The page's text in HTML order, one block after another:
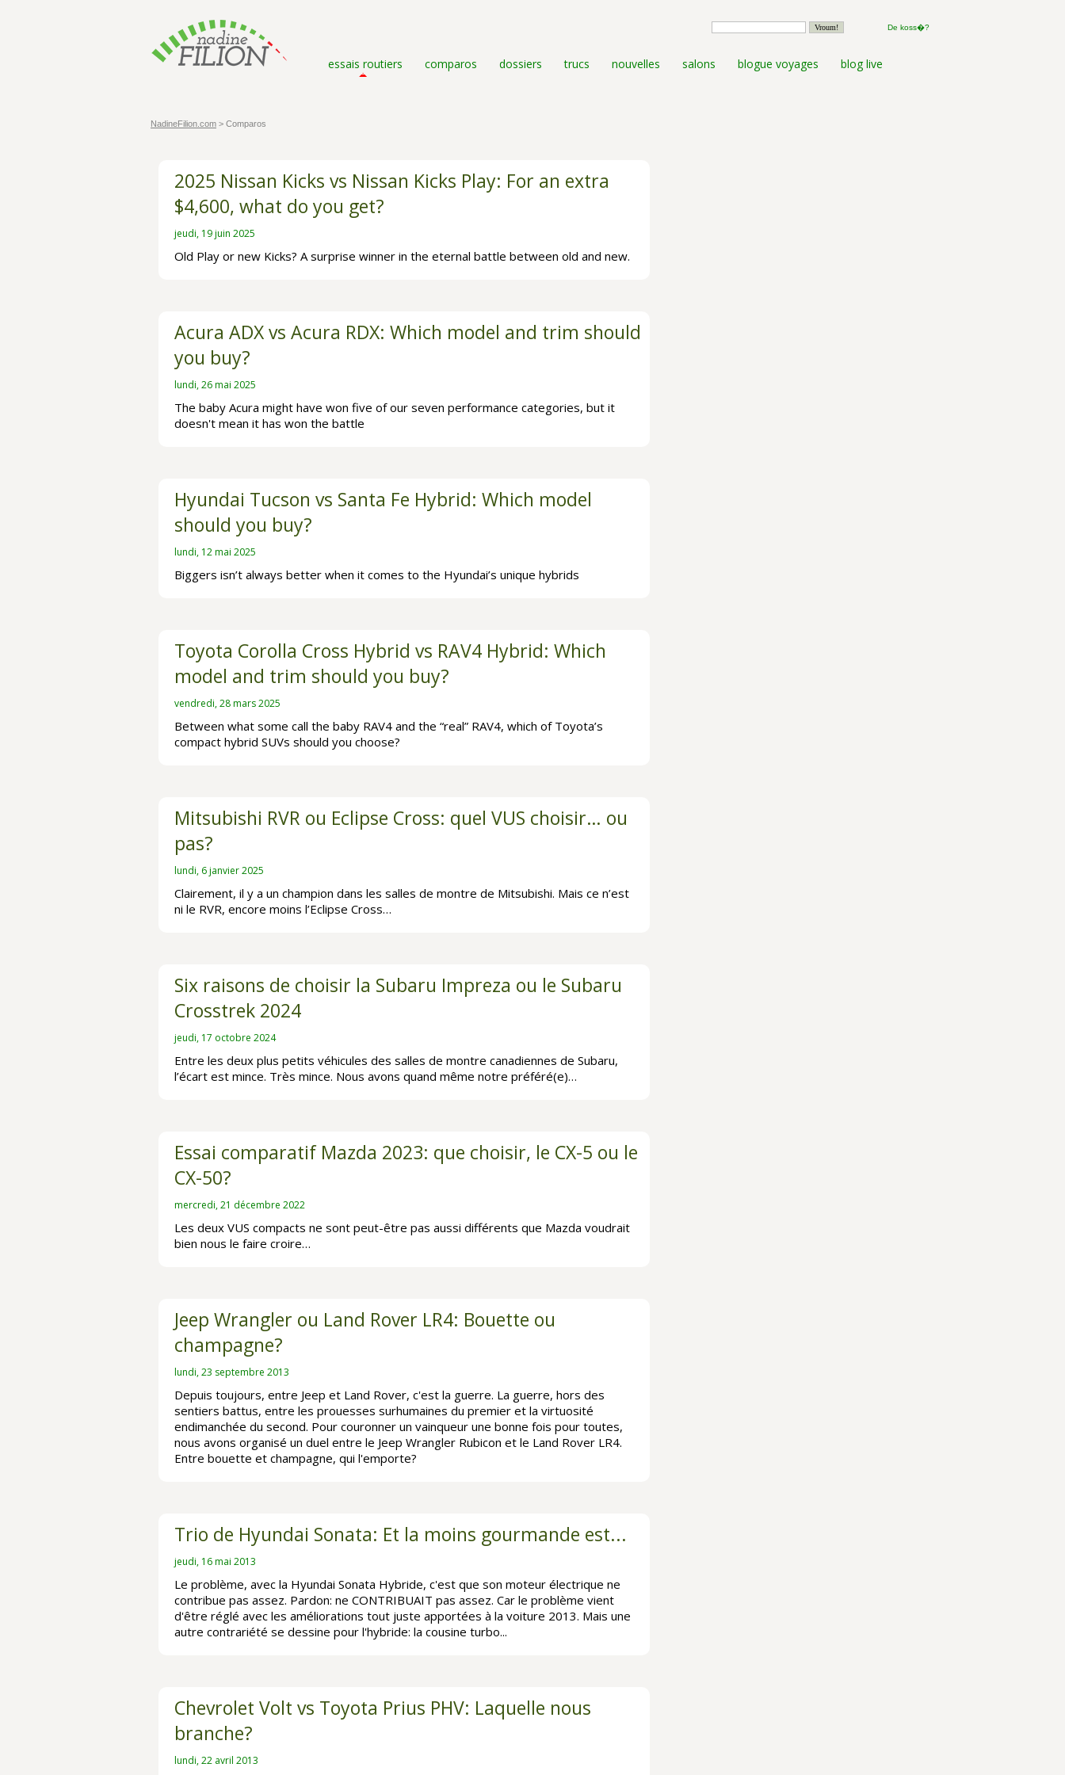
essais routiers comparos dossiers trucs nouvelles salons blogue voyages blog live
De koss�?
NadineFilion.com > Comparos
2025 Nissan Kicks vs Nissan Kicks Play: For an extra
$4,600, what do you get?
jeudi, 19 juin 2025
Old Play or new Kicks? A surprise winner in the eternal battle between old and new.
Acura ADX vs Acura RDX: Which model and trim should
you buy?
lundi, 26 mai 2025
The baby Acura might have won five of our seven performance categories, but it
doesn't mean it has won the battle
Hyundai Tucson vs Santa Fe Hybrid: Which model
should you buy?
lundi, 12 mai 2025
Biggers isn’t always better when it comes to the Hyundai’s unique hybrids
Toyota Corolla Cross Hybrid vs RAV4 Hybrid: Which
model and trim should you buy?
vendredi, 28 mars 2025
Between what some call the baby RAV4 and the “real” RAV4, which of Toyota’s
compact hybrid SUVs should you choose?
Mitsubishi RVR ou Eclipse Cross: quel VUS choisir… ou
pas?
lundi, 6 janvier 2025
Clairement, il y a un champion dans les salles de montre de Mitsubishi. Mais ce n’est
ni le RVR, encore moins l’Eclipse Cross…
Six raisons de choisir la Subaru Impreza ou le Subaru
Crosstrek 2024
jeudi, 17 octobre 2024
Entre les deux plus petits véhicules des salles de montre canadiennes de Subaru,
l’écart est mince. Très mince. Nous avons quand même notre préféré(e)…
Essai comparatif Mazda 2023: que choisir, le CX-5 ou le
CX-50?
mercredi, 21 décembre 2022
Les deux VUS compacts ne sont peut-être pas aussi différents que Mazda voudrait
bien nous le faire croire…
Jeep Wrangler ou Land Rover LR4: Bouette ou
champagne?
lundi, 23 septembre 2013
Depuis toujours, entre Jeep et Land Rover, c'est la guerre. La guerre, hors des
sentiers battus, entre les prouesses surhumaines du premier et la virtuosité
endimanchée du second. Pour couronner un vainqueur une bonne fois pour toutes,
nous avons organisé un duel entre le Jeep Wrangler Rubicon et le Land Rover LR4.
Entre bouette et champagne, qui l'emporte?
Trio de Hyundai Sonata: Et la moins gourmande est...
jeudi, 16 mai 2013
Le problème, avec la Hyundai Sonata Hybride, c'est que son moteur électrique ne
contribue pas assez. Pardon: ne CONTRIBUAIT pas assez. Car le problème vient
d'être réglé avec les améliorations tout juste apportées à la voiture 2013. Mais une
autre contrariété se dessine pour l'hybride: la cousine turbo...
Chevrolet Volt vs Toyota Prius PHV: Laquelle nous
branche?
lundi, 22 avril 2013